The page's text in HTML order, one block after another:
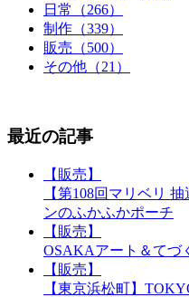
日常（266）
制作（339）
販売（500）
その他（21）
最近の記事
【販売】
【第108回マリベリ
ンのふかふかポーチ
【販売】
OSAKAアート＆てづ
【販売】
【東京浜松町】